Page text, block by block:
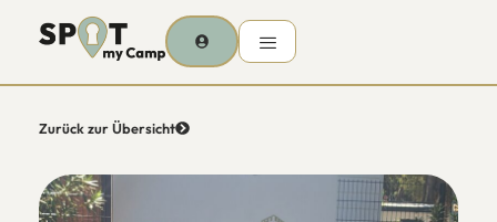
Zurück zur Übersicht